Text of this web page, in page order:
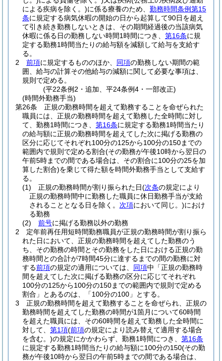
による疾病を除く。)に係る療養のため、 勤務時間条例第15
条に規定する病気休暇の開始の日から起算して90日を超え
て引き続き勤務しないときは、その期間経過後の当該病気
休暇に係る日の勤務しない時間1時間につき、 第16条に規
定する勤務1時間当たりの給与額を減額して給与を支給す
る。
2
前項に規定するもののほか、 同項の勤務しない期間の範
囲、給与の計算その他給与の減額に関して必要な事項は、
規則で定める。
(平22条例2・追加、平24条例4・一部改正)
(時間外勤務手当)
第26条
正規の勤務時間を超えて勤務することを命ぜられた
職員には、正規の勤務時間を超えて勤務した全時間に対し
て、勤務1時間につき、 第16条に規定する勤務1時間当たり
の給与額に正規の勤務時間を超えてした次に掲げる勤務の
区分に応じてそれぞれ100分の125から100分の150までの
範囲内で規則で定める割合(その勤務が午後10時から翌日の
午前5時までの間である場合は、その割合に100分の25を加
算した割合)を乗じて得た額を時間外勤務手当として支給す
る。
(1)
正規の勤務時間が割り振られた日(次条の規定により
正規の勤務時間中に勤務した職員に休日勤務手当が支給
されることとなる日を除く。 次項において同じ。)におけ
る勤務
(2)
前号に掲げる勤務以外の勤務
2
定年前再任用短時間勤務職員が正規の勤務時間が割り振ら
れた日において、正規の勤務時間を超えてした勤務のう
ち、その勤務の時間とその勤務をした日における正規の勤
務時間との合計が7時間45分に達するまでの間の勤務に対
する前項の規定の適用については、 同項中「正規の勤務時
間を超えてした次に掲げる勤務の区分に応じてそれぞれ
100分の125から100分の150までの範囲内で規則で定める
割合」とあるのは、「100分の100」とする。
3
正規の勤務時間を超えて勤務することを命ぜられ、正規の
勤務時間を超えてした勤務の時間が1箇月について60時間
を超えた職員には、その60時間を超えて勤務した全時間に
対して、 第1項(前項の規定により読み替えて適用する場合
を含む。)の規定にかかわらず、勤務1時間につき、 第16条
に規定する勤務1時間当たりの給与額に100分の150(その勤
務が午後10時から翌日の午前5時までの間である場合は、